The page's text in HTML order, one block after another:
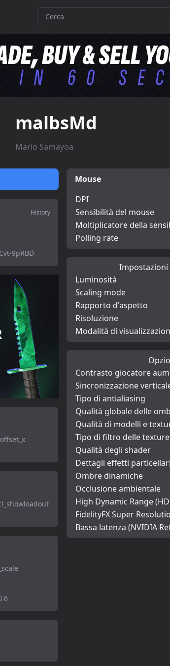
malbsMd
Mario Samayoa
History
9pRBD
Mouse
DPI
Sensibilità del mouse
Moltiplicatore della
Polling rate
Impostazioni
Luminosità
Scaling mode
Rapporto d'aspetto
Risoluzione
Modalità di
Contrasto giocatore
Sincronizzazione
Tipo di antialiasing
Qualità globale delle
Qualità di modelli e
Tipo di filtro delle texture
Qualità degli shader
Dettagli effetti particellari
Ombre dinamiche
Occlusione ambientale
High Dynamic Range
FidelityFX Super
Bassa latenza (NVIDIA